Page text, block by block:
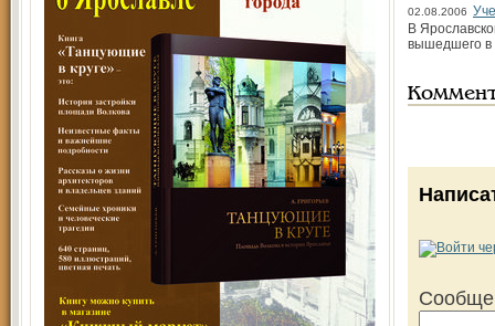
02.08.2006
В
вышедшего в